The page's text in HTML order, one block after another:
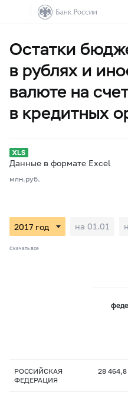
Остатки
в рублях и
валюте на
в кредитных
Данные в формате Excel
млн.руб.
на 01.01
Скачать все
РОССИЙСКАЯ
ФЕДЕРАЦИЯ
28 464,8